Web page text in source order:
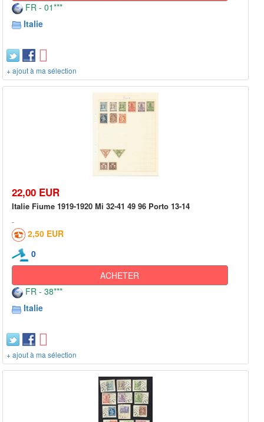
FR - 01***
Italie
+ ajout à ma sélection
22,00 EUR
Italie Fiume 1919-1920 Mi 32-41 49 96 Porto 13-14
2,50 EUR
0
ACHETER
FR - 38***
Italie
+ ajout à ma sélection